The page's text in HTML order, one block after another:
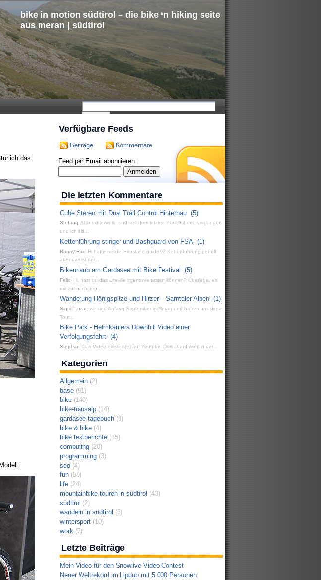
bike in motion südtirol – die bike ‘n hiking seite
aus meran | südtirol
das
Verfügbare Feeds
Beiträge Kommentare
Feed per Email abonnieren:
Die letzten Kommentare
Cube Stereo mit Dual Trail Control Hinterbau (5)
Stefanq: Also mittlerweile sind seit dem letzten Post 9 Jahre vergangen
und ich als...
Kettenführung stinger und Bashguard von FSA (1)
Ronny Rox: Hi hatte mir die Exustar c.guide v2 Kettenführung geholt
aber das ist der...
Bikeurlaub am Gardasee mit Bike Festival
(5)
Felix: Hi, hast du das Liteville irgendwie testen können? Überlege, es
mir zur nächsten...
Wanderung Hönigspitze und Hirzer – Sarntaler Alpen (1)
Sigrid Luzar: wir sind Anfang September in Meran und haben uns diese
Tour...
Bike Park - Helmkamera Downhill Video einer
Verfolgungsfahrt (4)
Stephan: Das Video existiert(e) auf Youtube. Dort stand wohl in der...
Kategorien
Allgemein(2)
base(91)
bike(140)
bike-transalp(14)
gardasee tagebuch(8)
bike & hike(4)
bike testberichte(15)
computing(20)
programming(3)
seo(4)
fun(58)
life(24)
mountainbike touren in südtirol (43)
südtirol (2)
wandern in südtirol (3)
wintersport(10)
work(7)
Letzte Beiträge
Mein Video für den Snowlive Video-Contest
Neuer Weltrekord im Lipdub mit 5.000 Personen